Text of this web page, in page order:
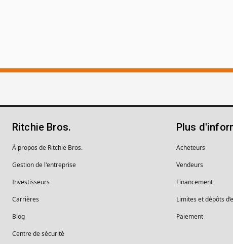
Ritchie Bros.
À propos de Ritchie Bros.
Gestion de l'entreprise
Investisseurs
Carrières
Blog
Centre de sécurité
Plus
Acheteurs
Vendeurs
Financement
Limites et dépôts
Paiement